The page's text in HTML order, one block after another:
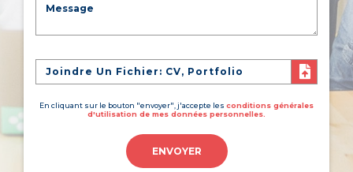
Joindre Un Fichier: CV, Portfolio
En cliquant sur le bouton "envoyer", j'accepte les conditions générales
d'utilisation de mes données personnelles.
ENVOYER